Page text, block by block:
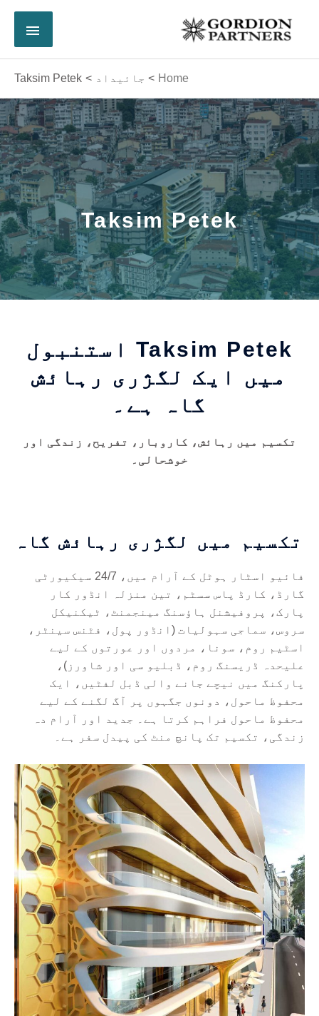
content
Home جائیداد Taksim Petek
Taksim Petek
Taksim Petek استنبول
میں ایک لگژری رہائش
گاہ ہے۔
تکسیم میں رہائش، کاروبار، تفریح، زندگی اور
خوشحالی۔
تکسیم میں لگژری رہائش گاہ
فائیو اسٹار ہوٹل کے آرام میں، 24/7 سیکیورٹی
گارڈ، کارڈ پاس سسٹم، تین منزلہ انڈور کار
پارک، پروفیشنل ہاؤسنگ مینجمنٹ، ٹیکنیکل
سروس، سماجی سہولیات (انڈور پول، فٹنس سینٹر،
اسٹیم روم، سونا، مردوں اور عورتوں کے لیے
علیحدہ ڈریسنگ روم، ڈبلیو سی اور شاورز)،
پارکنگ میں نیچے جانے والی ڈبل لفٹیں، ایک
محفوظ ماحول، دونوں جگہوں پر آگ لگنے کے لیے
محفوظ ماحول فراہم کرتا ہے۔ جدید اور آرام دہ
زندگی، تکسیم تک پانچ منٹ کی پیدل سفر ہے۔